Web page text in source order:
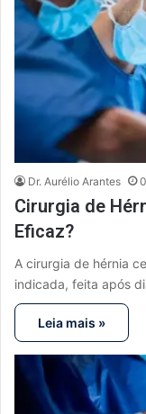
Dr. Aurélio Arantes
Cirurgia de
Eficaz?
A cirurgia de hérnia
indicada, feita após
Leia mais »